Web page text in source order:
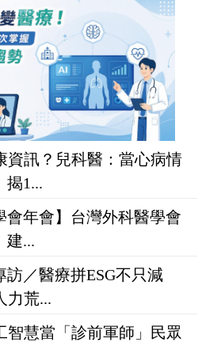
資訊？兒科醫：當心病情
揭1...
會年會】台灣外科醫學會
建...
訪／醫療拼ESG不只減
力荒...
智慧當「診前軍師」民眾